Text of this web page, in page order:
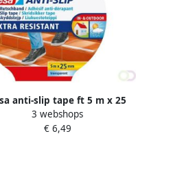
anti-slip tape ft 5 m x 25
mm transparant
3 webshops
€ 6,49